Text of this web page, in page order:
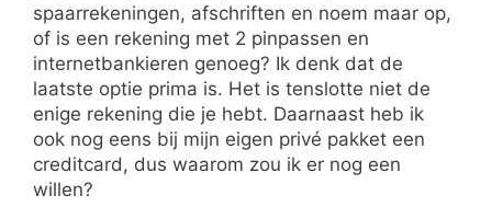
spaarrekeningen, afschriften en noem maar op,
of is een rekening met 2 pinpassen en
internetbankieren genoeg? Ik denk dat de
laatste optie prima is. Het is tenslotte niet de
enige rekening die je hebt. Daarnaast heb ik
ook nog eens bij mijn eigen privé pakket een
creditcard, dus waarom zou ik er nog een
willen?